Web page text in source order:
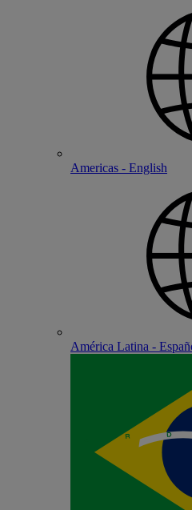
Americas - English
América Latina -